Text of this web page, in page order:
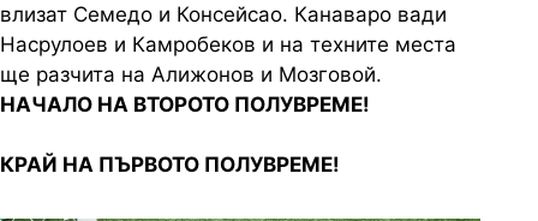
влизат Семедо и Консейсао. Канаваро вади
Насрулоев и Камробеков и на техните места
ще разчита на Алижонов и Мозговой.
НАЧАЛО НА ВТОРОТО ПОЛУВРЕМЕ!
КРАЙ НА ПЪРВОТО ПОЛУВРЕМЕ!